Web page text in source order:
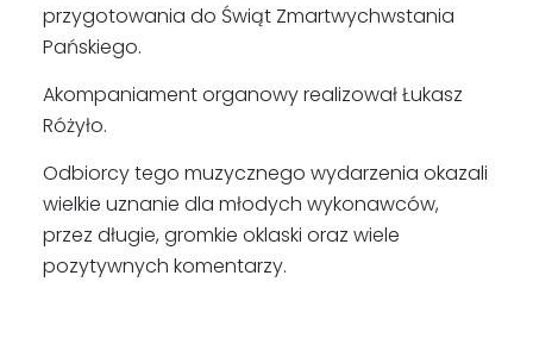
przygotowania do Świąt Zmartwychwstania
Pańskiego.
Akompaniament organowy realizował Łukasz
Różyło.
Odbiorcy tego muzycznego wydarzenia okazali
wielkie uznanie dla młodych wykonawców,
przez długie, gromkie oklaski oraz wiele
pozytywnych komentarzy.